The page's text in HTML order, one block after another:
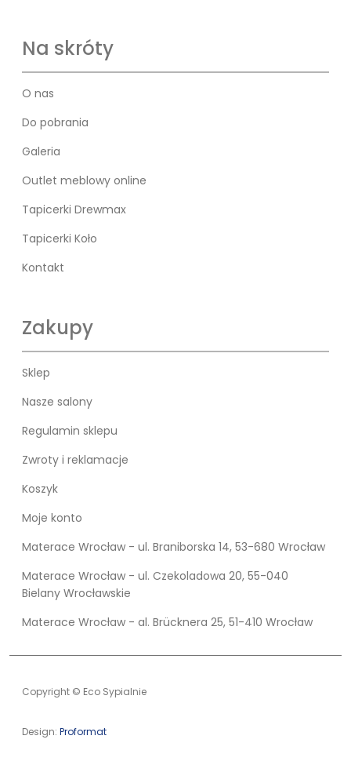
Na skróty
O nas
Do pobrania
Galeria
Outlet meblowy online
Tapicerki Drewmax
Tapicerki Koło
Kontakt
Zakupy
Sklep
Nasze salony
Regulamin sklepu
Zwroty i reklamacje
Koszyk
Moje konto
Materace Wrocław - ul. Braniborska 14, 53-680 Wrocław
Materace Wrocław - ul. Czekoladowa 20, 55-040
Bielany Wrocławskie
Materace Wrocław - al. Brücknera 25, 51-410 Wrocław
Copyright © Eco Sypialnie
Design: Proformat